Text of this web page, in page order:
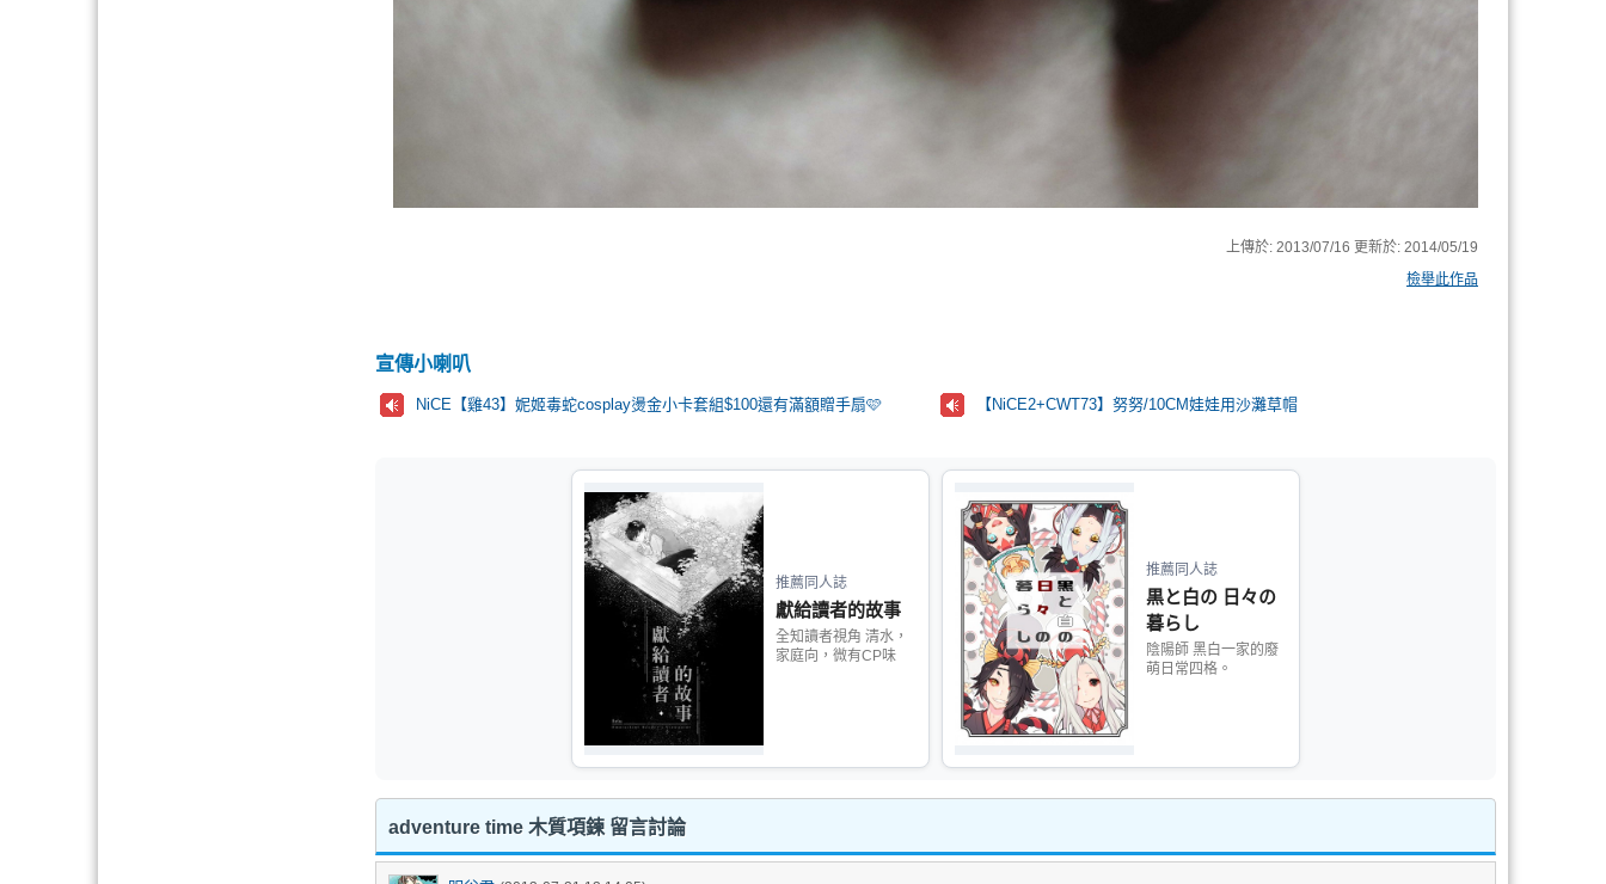
上傳於: 2013/07/16 更新於: 2014/05/19
檢舉此作品
宣傳小喇叭
NiCE【雞43】妮姬毒蛇cosplay燙金小卡套組$100還有滿額贈手扇🩷 【NiCE2+CWT73】努努/10CM娃娃用沙灘草帽
推薦同人誌
獻給讀者的故事
全知讀者視角 清水，
家庭向，微有CP味
推薦同人誌
黒と白の 日々の
暮らし
陰陽師 黑白一家的廢
萌日常四格。
adventure time 木質項鍊 留言討論